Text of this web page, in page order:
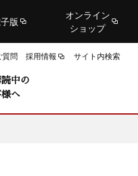
版
オンライン
ショップ
質問 採用情報 サイト内検索
中の
へ